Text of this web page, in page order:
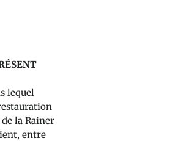
lequel
la Rainer
entre